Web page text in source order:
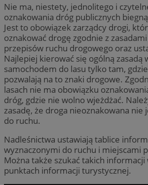
Nie ma, niestety, jednolitego i
oznakowania dróg publicznych
Jest to obowiązek zarządcy drogi,
oznakować drogę zgodnie z
przepisów ruchu drogowego oraz
Najlepiej kierować się ogólną zasadą
samochodem do lasu tylko tam,
pozwalają na to znaki drogowe.
lasach nie ma obowiązku
dróg, gdzie nie wolno wjeżdżać.
zasadę, że droga nieoznakowana nie
do ruchu.
Nadleśnictwa ustawiają tablice
wyznaczonymi do ruchu i miejscami
Można także szukać takich
punktach informacji turystycznej.